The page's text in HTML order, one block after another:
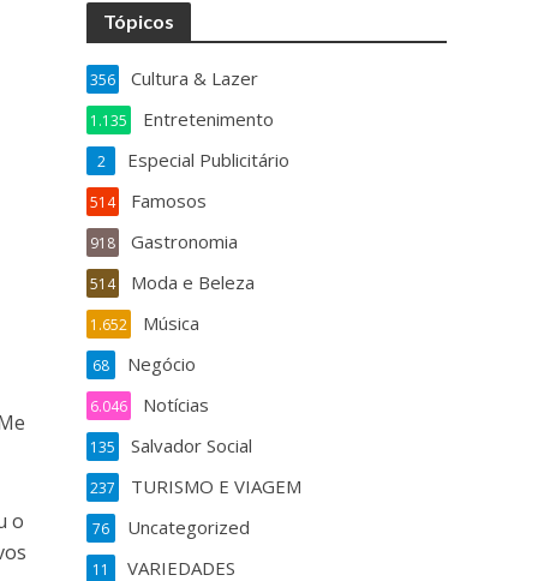
o
Tópicos
Cultura & Lazer
356
Entretenimento
1.135
Especial Publicitário
2
Famosos
514
Gastronomia
918
Moda e Beleza
514
Música
1.652
Negócio
68
Notícias
6.046
Salvador Social
135
TURISMO E VIAGEM
237
Uncategorized
76
VARIEDADES
11